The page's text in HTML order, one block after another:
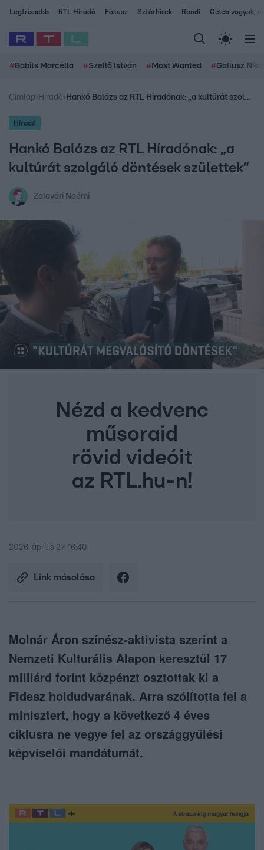
Legfrissebb RTL Híradó Fókusz Sztárhírek Randi Celeb vagyok,
# Babits Marcella #Szellő István # Most Wanted #Gallusz
Címlap› Híradó› Hankó Balázs az RTL Híradónak: „a kultúrát szolgáló döntések születtek”
Híradó
Hankó Balázs az RTL Híradónak: „a
kultúrát szolgáló döntések születtek”
Zalavári Noémi
Nézd a kedvenc
műsoraid
rövid videóit
az RTL.hu-n!
2026. április 27. 16:40
Link másolása
Molnár Áron színész-aktivista szerint a
Nemzeti Kulturális Alapon keresztül 17
milliárd forint közpénzt osztottak ki a
Fidesz holdudvarának. Arra szólította fel a
minisztert, hogy a következő 4 éves
ciklusra ne vegye fel az országgyűlési
képviselői mandátumát.